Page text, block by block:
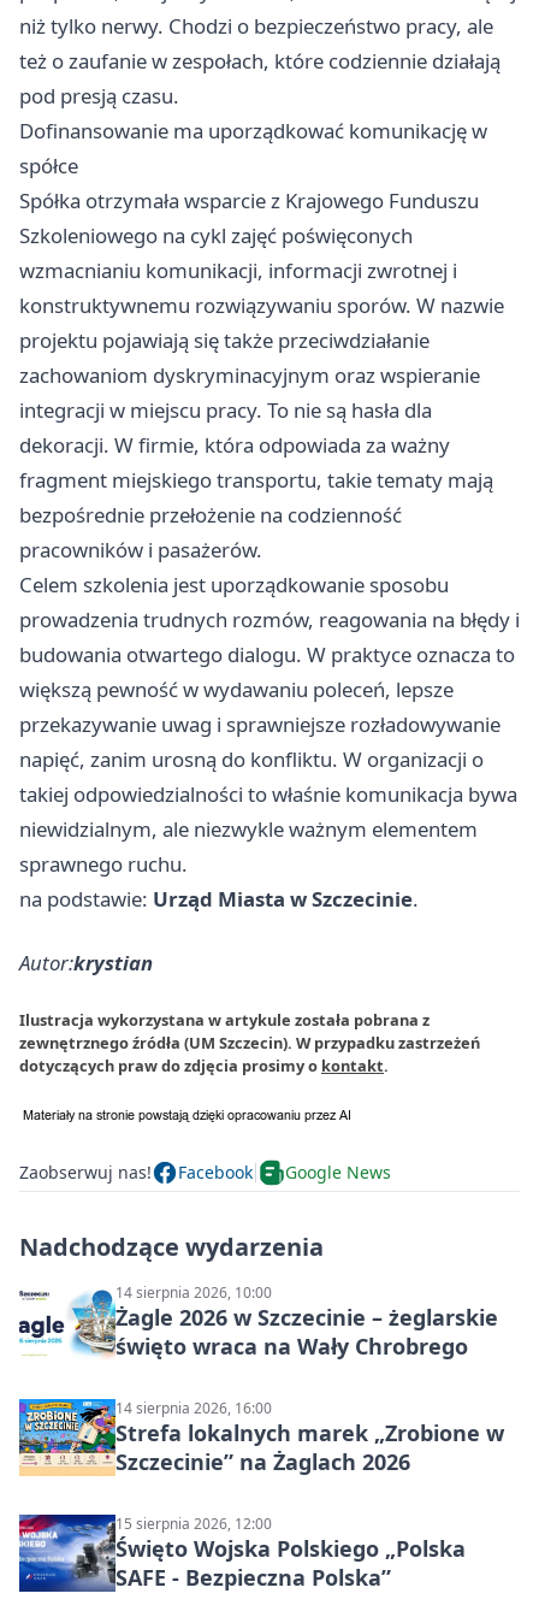
niż tylko nerwy. Chodzi o bezpieczeństwo pracy, ale
też o zaufanie w zespołach, które codziennie działają
pod presją czasu.
Dofinansowanie ma uporządkować komunikację w
spółce
Spółka otrzymała wsparcie z Krajowego Funduszu
Szkoleniowego na cykl zajęć poświęconych
wzmacnianiu komunikacji, informacji zwrotnej i
konstruktywnemu rozwiązywaniu sporów. W nazwie
projektu pojawiają się także przeciwdziałanie
zachowaniom dyskryminacyjnym oraz wspieranie
integracji w miejscu pracy. To nie są hasła dla
dekoracji. W firmie, która odpowiada za ważny
fragment miejskiego transportu, takie tematy mają
bezpośrednie przełożenie na codzienność
pracowników i pasażerów.
Celem szkolenia jest uporządkowanie sposobu
prowadzenia trudnych rozmów, reagowania na błędy i
budowania otwartego dialogu. W praktyce oznacza to
większą pewność w wydawaniu poleceń, lepsze
przekazywanie uwag i sprawniejsze rozładowywanie
napięć, zanim urosną do konfliktu. W organizacji o
takiej odpowiedzialności to właśnie komunikacja bywa
niewidzialnym, ale niezwykle ważnym elementem
sprawnego ruchu.
na podstawie: Urząd Miasta w Szczecinie.
Autor:krystian
Ilustracja wykorzystana w artykule została pobrana z
zewnętrznego źródła (UM Szczecin). W przypadku zastrzeżeń
dotyczących praw do zdjęcia prosimy o kontakt.
Zaobserwuj nas! Facebook Google News
Nadchodzące wydarzenia
14 sierpnia 2026, 10:00
Żagle 2026 w Szczecinie – żeglarskie
święto wraca na Wały Chrobrego
14 sierpnia 2026, 16:00
Strefa lokalnych marek „Zrobione w
Szczecinie” na Żaglach 2026
15 sierpnia 2026, 12:00
Święto Wojska Polskiego „Polska
SAFE - Bezpieczna Polska”